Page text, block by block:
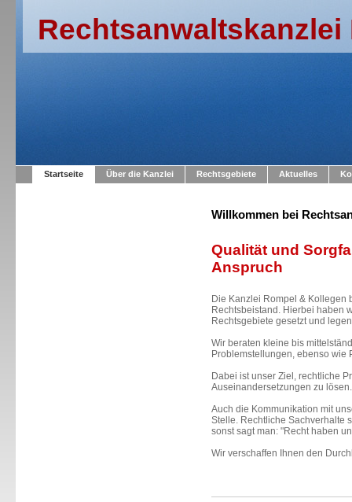
Rechtsanwaltskanzlei
Startseite Über die Kanzlei Rechtsgebiete Aktuelles
Willkommen bei
Qualität und
Anspruch
Die Kanzlei Rompel & Kollegen
Rechtsbeistand. Hierbei haben
Rechtsgebiete gesetzt und
Wir beraten kleine bis
Problemstellungen, ebenso wie
Dabei ist unser Ziel, rechtliche
Auseinandersetzungen zu lösen.
Auch die Kommunikation mit
Stelle. Rechtliche Sachverhalte
sonst sagt man: "Recht haben
Wir verschaffen Ihnen den